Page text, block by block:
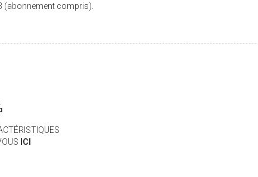
(abonnement compris).
ICI